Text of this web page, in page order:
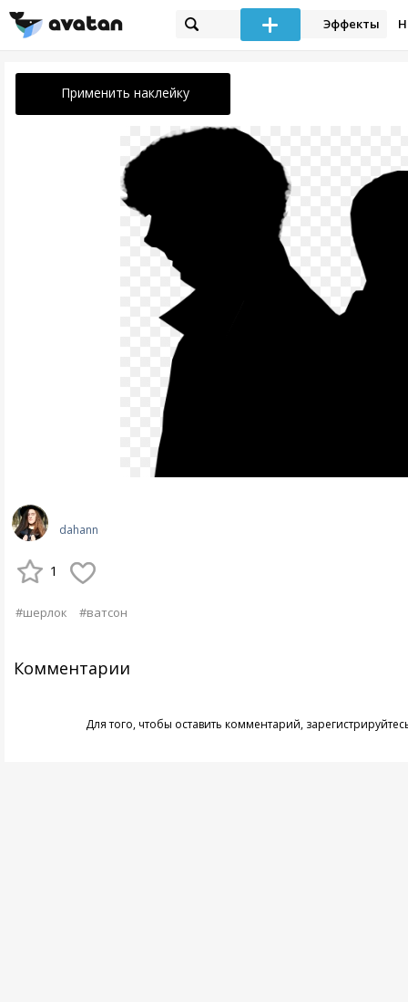
Эффекты
Применить наклейку
dahann
1
#шерлок #ватсон
Комментарии
Для того, чтобы оставить комментарий,